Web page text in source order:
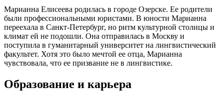
Марианна Елисеева родилась в городе Озерске. Ее родители
были профессиональными юристами. В юности Марианна
переехала в Санкт-Петербург, но ритм культурной столицы и
климат ей не подошли. Она отправилась в Москву и
поступила в гуманитарный университет на лингвистический
факультет. Хотя это было мечтой ее отца, Марианна
чувствовала, что ее призвание не в лингвистике.
Образование и карьера